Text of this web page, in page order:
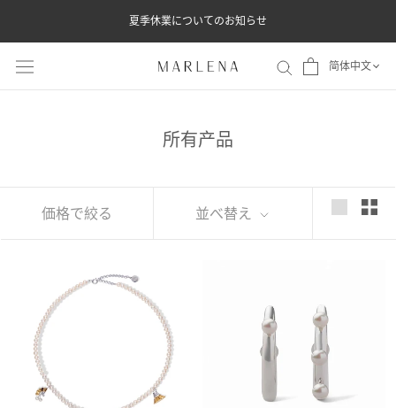
ン
夏季休業についてのお知らせ
简体中文
所有产品
価格で絞る 並べ替え